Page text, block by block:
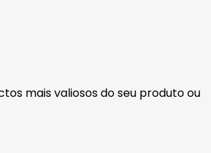
mais valiosos do seu produto ou